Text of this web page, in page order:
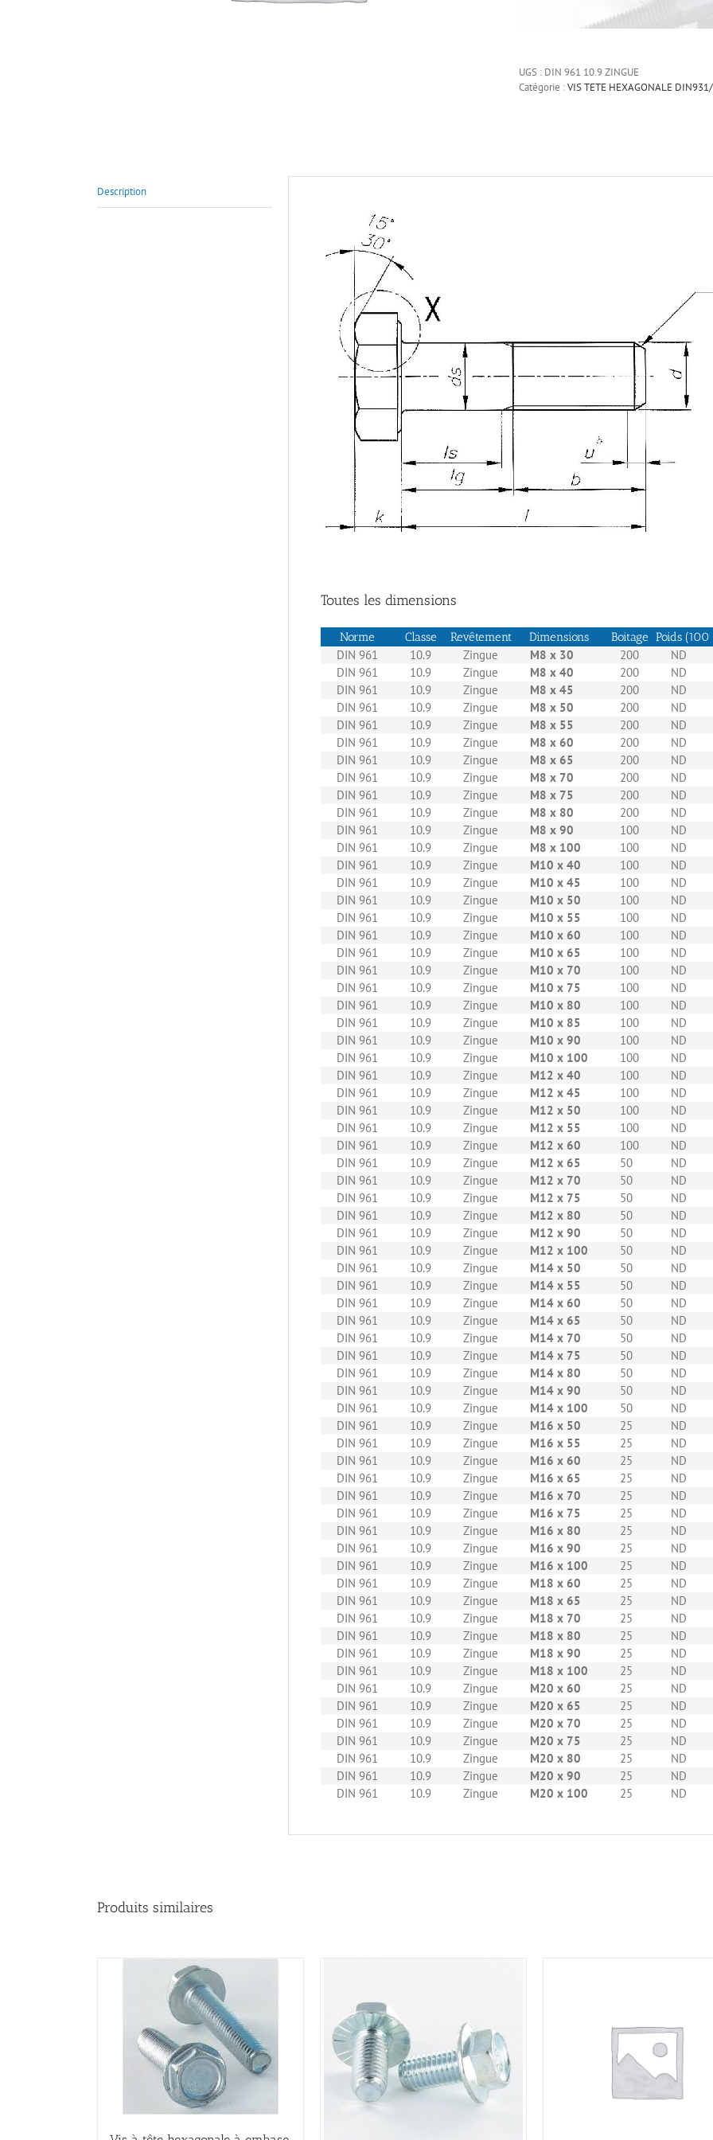
UGS : DIN 961 10.9 ZINGUE
Catégorie :VIS TETE HEXAGONALE
Description
Toutes les dimensions
Norme Classe Revêtement Dimensions Boitage Poids (100
DIN 961 10.9 Zingue M8 x 30 200
ND
DIN 961
10.9 Zingue M8 x 40 200
ND
DIN 961
10.9 Zingue M8 x 45 200
ND
DIN 961
10.9 Zingue M8 x 50 200
ND
DIN 961
10.9 Zingue M8 x 55 200
ND
DIN 961
10.9 Zingue M8 x 60 200
ND
DIN 961
10.9 Zingue M8 x 65 200
ND
DIN 961
10.9 Zingue M8 x 70 200
ND
DIN 961
10.9 Zingue M8 x 75 200
ND
DIN 961
10.9 Zingue M8 x 80 200
ND
DIN 961
10.9 Zingue M8 x 90 100
ND
DIN 961
10.9 Zingue M8 x 100 100
ND
DIN 961
10.9 Zingue M10 x 40 100
ND
DIN 961
10.9 Zingue M10 x 45 100
ND
DIN 961
10.9 Zingue M10 x 50 100
ND
DIN 961
10.9 Zingue M10 x 55 100
ND
DIN 961
10.9 Zingue M10 x 60 100
ND
DIN 961
10.9 Zingue M10 x 65 100
ND
DIN 961
10.9 Zingue M10 x 70 100
ND
DIN 961
10.9 Zingue M10 x 75 100
ND
DIN 961
10.9 Zingue M10 x 80 100
ND
DIN 961
10.9 Zingue M10 x 85 100
ND
DIN 961
10.9 Zingue M10 x 90 100
ND
DIN 961
10.9 Zingue M10 x 100 100
ND
DIN 961
10.9 Zingue M12 x 40 100
ND
DIN 961
10.9 Zingue M12 x 45 100
ND
DIN 961
10.9 Zingue M12 x 50 100
ND
DIN 961
10.9 Zingue M12 x 55 100
ND
DIN 961
10.9 Zingue M12 x 60 100
ND
DIN 961
10.9 Zingue M12 x 65 50
ND
DIN 961
10.9 Zingue M12 x 70 50
ND
DIN 961
10.9 Zingue M12 x 75 50
ND
DIN 961
10.9 Zingue M12 x 80 50
ND
DIN 961
10.9 Zingue M12 x 90 50
ND
DIN 961
10.9 Zingue M12 x 100 50
ND
DIN 961
10.9 Zingue M14 x 50 50
ND
DIN 961
10.9 Zingue M14 x 55 50
ND
DIN 961
10.9 Zingue M14 x 60 50
ND
DIN 961
10.9 Zingue M14 x 65 50
ND
DIN 961
10.9 Zingue M14 x 70 50
ND
DIN 961
10.9 Zingue M14 x 75 50
ND
DIN 961
10.9 Zingue M14 x 80 50
ND
DIN 961
10.9 Zingue M14 x 90 50
ND
DIN 961
10.9 Zingue M14 x 100 50
ND
DIN 961
10.9 Zingue M16 x 50 25
ND
DIN 961
10.9 Zingue M16 x 55 25
ND
DIN 961
10.9 Zingue M16 x 60 25
ND
DIN 961
10.9 Zingue M16 x 65 25
ND
DIN 961
10.9 Zingue M16 x 70 25
ND
DIN 961
10.9 Zingue M16 x 75 25
ND
DIN 961
10.9 Zingue M16 x 80 25
ND
DIN 961
10.9 Zingue M16 x 90 25
ND
DIN 961
10.9 Zingue M16 x 100 25
ND
DIN 961
10.9 Zingue M18 x 60 25
ND
DIN 961
10.9 Zingue M18 x 65 25
ND
DIN 961
10.9 Zingue M18 x 70 25
ND
DIN 961
10.9 Zingue M18 x 80 25
ND
DIN 961
10.9 Zingue M18 x 90 25
ND
DIN 961
10.9 Zingue M18 x 100 25
ND
DIN 961
10.9 Zingue M20 x 60 25
ND
DIN 961
10.9 Zingue M20 x 65 25
ND
DIN 961
10.9 Zingue M20 x 70 25
ND
DIN 961
10.9 Zingue M20 x 75 25
ND
DIN 961
10.9 Zingue M20 x 80 25
ND
DIN 961
10.9 Zingue M20 x 90 25
ND
DIN 961
10.9 Zingue M20 x 100 25 ND
Produits similaires